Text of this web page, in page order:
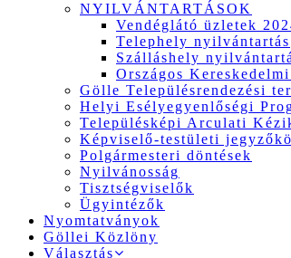
NYILVÁNTARTÁSOK
Vendéglátó üzletek
Telephely nyilvántartás
Szálláshely
Országos
Gölle Településrendezési
Helyi Esélyegyenlőségi
Településképi Arculati
Képviselő-testületi
Polgármesteri döntések
Nyilvánosság
Tisztségviselők
Ügyintézők
Nyomtatványok
Göllei Közlöny
Választás